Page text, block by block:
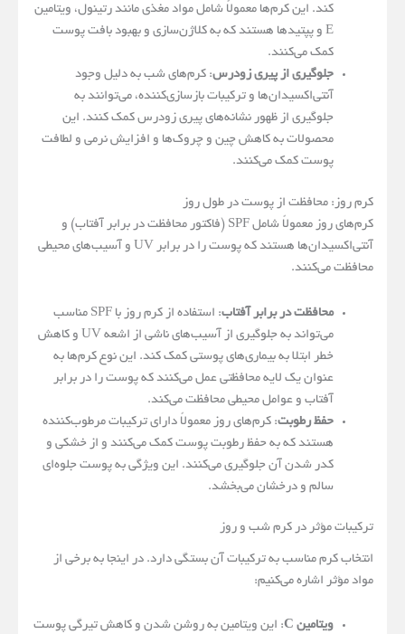
کند. این کرم‌ها معمولاً شامل مواد مغذی مانند رتینول، ویتامین
E و پپتیدها هستند که به کلاژن‌سازی و بهبود بافت پوست
کمک می‌کنند.
جلوگیری از پیری زودرس: کرم‌های شب به دلیل وجود
آنتی‌اکسیدان‌ها و ترکیبات بازسازی‌کننده، می‌توانند به
جلوگیری از ظهور نشانه‌های پیری زودرس کمک کنند. این
محصولات به کاهش چین و چروک‌ها و افزایش نرمی و لطافت
پوست کمک می‌کنند.
کرم روز: محافظت از پوست در طول روز
کرم‌های روز معمولاً شامل SPF (فاکتور محافظت در برابر آفتاب) و
آنتی‌اکسیدان‌ها هستند که پوست را در برابر UV و آسیب‌های محیطی
محافظت می‌کنند.
محافظت در برابر آفتاب
: استفاده از کرم روز با SPF مناسب
می‌تواند به جلوگیری از آسیب‌های ناشی از اشعه UV و کاهش
خطر ابتلا به بیماری‌های پوستی کمک کند. این نوع کرم‌ها به
عنوان یک لایه محافظتی عمل می‌کنند که پوست را در برابر
آفتاب و عوامل محیطی محافظت می‌کند.
حفظ رطوبت: کرم‌های روز معمولاً دارای ترکیبات مرطوب‌کننده
هستند که به حفظ رطوبت پوست کمک می‌کنند و از خشکی و
کدر شدن آن جلوگیری می‌کنند. این ویژگی به پوست جلوه‌ای
سالم و درخشان می‌بخشد.
ترکیبات مؤثر در کرم شب و روز
انتخاب کرم مناسب به ترکیبات آن بستگی دارد. در اینجا به برخی از
مواد مؤثر اشاره می‌کنیم:
ویتامین C
: این ویتامین به روشن شدن و کاهش تیرگی پوست